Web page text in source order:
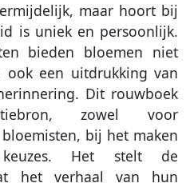
maar hoort bij
is uniek en persoonlijk.
bieden bloemen niet
ook een uitdrukking van
Dit rouwboek
zowel voor
bij het maken
keuzes. Het stelt de
het verhaal van hun